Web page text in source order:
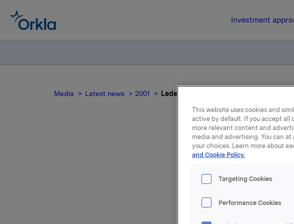
Investment
Media Latest news 2001 Lederskifte i ORKLA 1.7.2001
15 May
Finn Jebsen får ved
mill.kroner. I tillegg har
som er gjort avhengig av
This website uses cookies and
active by default. If you accept all
more relevant content and
media and advertising. You can
your choices. Learn more about
and Cookie Policy.
Targeting Cookies
Performance Cookies